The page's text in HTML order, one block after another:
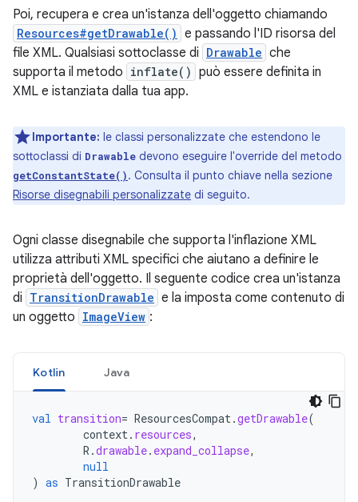
Poi, recupera e crea un'istanza dell'oggetto chiamando
Resources#getDrawable() e passando l'ID risorsa del
file XML. Qualsiasi sottoclasse di Drawable che
supporta il metodo inflate() può essere definita in
XML e istanziata dalla tua app.
Importante: le classi personalizzate che estendono le
sottoclassi di Drawable devono eseguire l'override del metodo
getConstantState(). Consulta il punto chiave nella sezione
Risorse disegnabili personalizzate di seguito.
Ogni classe disegnabile che supporta l'inflazione XML
utilizza attributi XML specifici che aiutano a definire le
proprietà dell'oggetto. Il seguente codice crea un'istanza
di TransitionDrawable e la imposta come contenuto di
un oggetto ImageView :
Kotlin Java
val transition= ResourcesCompat.getDrawable(
context. resources,
R .drawable. expand_collapse,
null
) as TransitionDrawable